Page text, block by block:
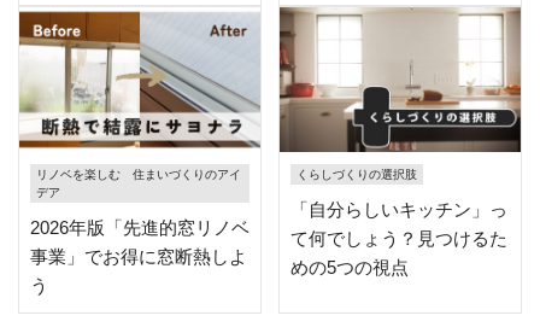
リノベを楽しむ 住まいづくりのアイ
デア
2026年版「先進的窓リノベ
事業」でお得に窓断熱しよ
う
くらしづくりの選択肢
「自分らしいキッチン」っ
て何でしょう？見つけるた
めの5つの視点